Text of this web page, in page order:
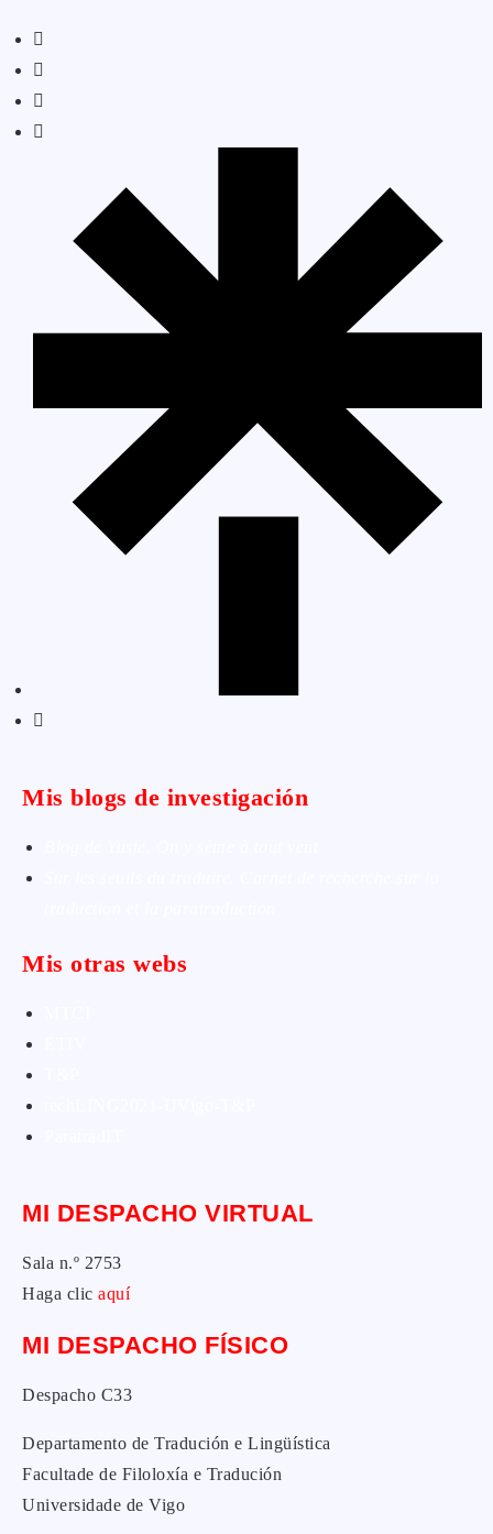
Mis blogs de investigación
Mis otras webs
MI DESPACHO VIRTUAL
Sala n.º 2753
Haga clic aquí
MI DESPACHO FÍSICO
Despacho C33
Departamento de Tradución e Lingüística
Facultade de Filoloxía e Tradución
Universidade de Vigo